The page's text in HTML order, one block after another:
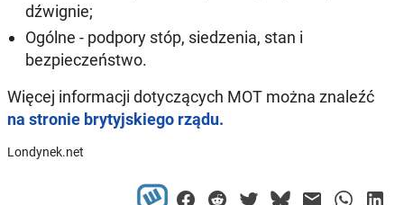
dźwignie;
Ogólne - podpory stóp, siedzenia, stan i
bezpieczeństwo.
Więcej informacji dotyczących MOT można znaleźć
na stronie brytyjskiego rządu.
Londynek.net